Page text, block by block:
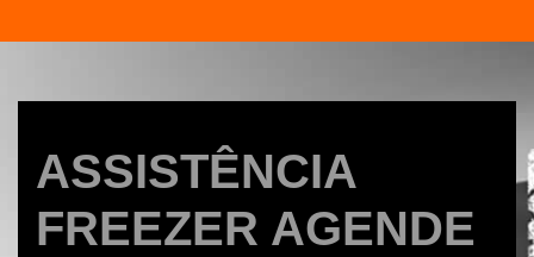
ASSISTÊNCIA
FREEZER AGENDE